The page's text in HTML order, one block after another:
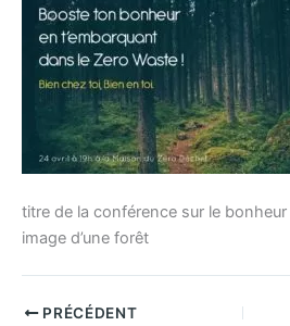
titre de la conférence sur le
image d’une forêt
PRÉCÉDENT